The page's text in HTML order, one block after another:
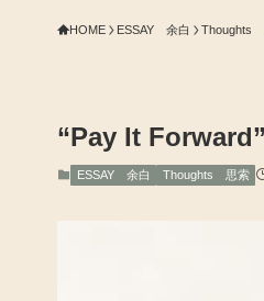
HOME ESSAY 余白 Thoughts
“Pay It
ESSAY 余白 Thoughts 思索